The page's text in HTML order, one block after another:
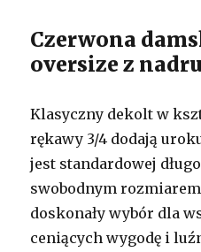
Czerwona
oversize z
Klasyczny dekolt w
rękawy 3/4 dodają
jest standardowej
swobodnym
doskonały wybór dla
ceniących wygodę i